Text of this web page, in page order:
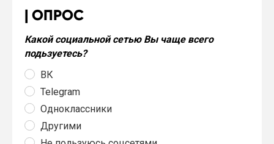
ОПРОС
Какой социальной сетью Вы чаще всего
подьзуетесь?
ВК
Telegram
Одноклассники
Другими